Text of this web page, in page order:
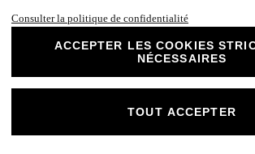
invitations d'anniversaire, des cartes
remerciements et bien plus encore.
pour ce papier de haute qualité pour
résultat impeccable qui ravira vos
spéciaux. Laissez libre cours à votre
Consulter la politique de confidentialité
ACCEPTER LES COOKIES
NÉCESSAIRES
TOUT ACCEPTER